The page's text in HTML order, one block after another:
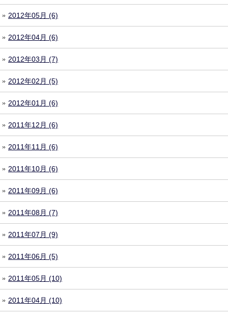
2012年05月 (6)
2012年04月 (6)
2012年03月 (7)
2012年02月 (5)
2012年01月 (6)
2011年12月 (6)
2011年11月 (6)
2011年10月 (6)
2011年09月 (6)
2011年08月 (7)
2011年07月 (9)
2011年06月 (5)
2011年05月 (10)
2011年04月 (10)